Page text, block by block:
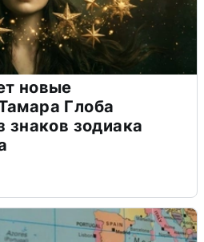
новые
Глоба
знаков зодиака